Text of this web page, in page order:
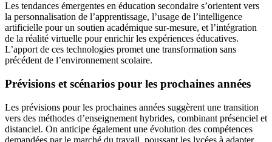
Les tendances émergentes en éducation secondaire s’orientent vers
la personnalisation de l’apprentissage, l’usage de l’intelligence
artificielle pour un soutien académique sur-mesure, et l’intégration
de la réalité virtuelle pour enrichir les expériences éducatives.
L’apport de ces technologies promet une transformation sans
précédent de l’environnement scolaire.
Prévisions et scénarios pour les prochaines années
Les prévisions pour les prochaines années suggèrent une transition
vers des méthodes d’enseignement hybrides, combinant présenciel et
distanciel. On anticipe également une évolution des compétences
demandées par le marché du travail, poussant les lycées à adapter